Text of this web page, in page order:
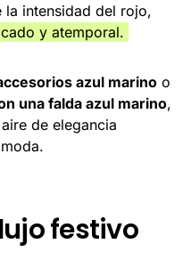
la intensidad del rojo,
y atemporal.
azul marino o
una falda azul marino,
de elegancia
festivo